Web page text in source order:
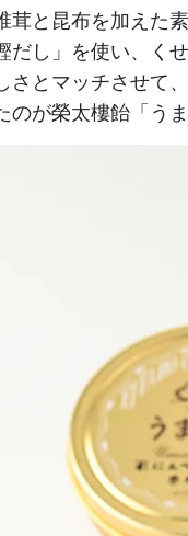
茸と昆布を加えた
だし」を使い、く
さとマッチさせて
が榮太樓飴「うま